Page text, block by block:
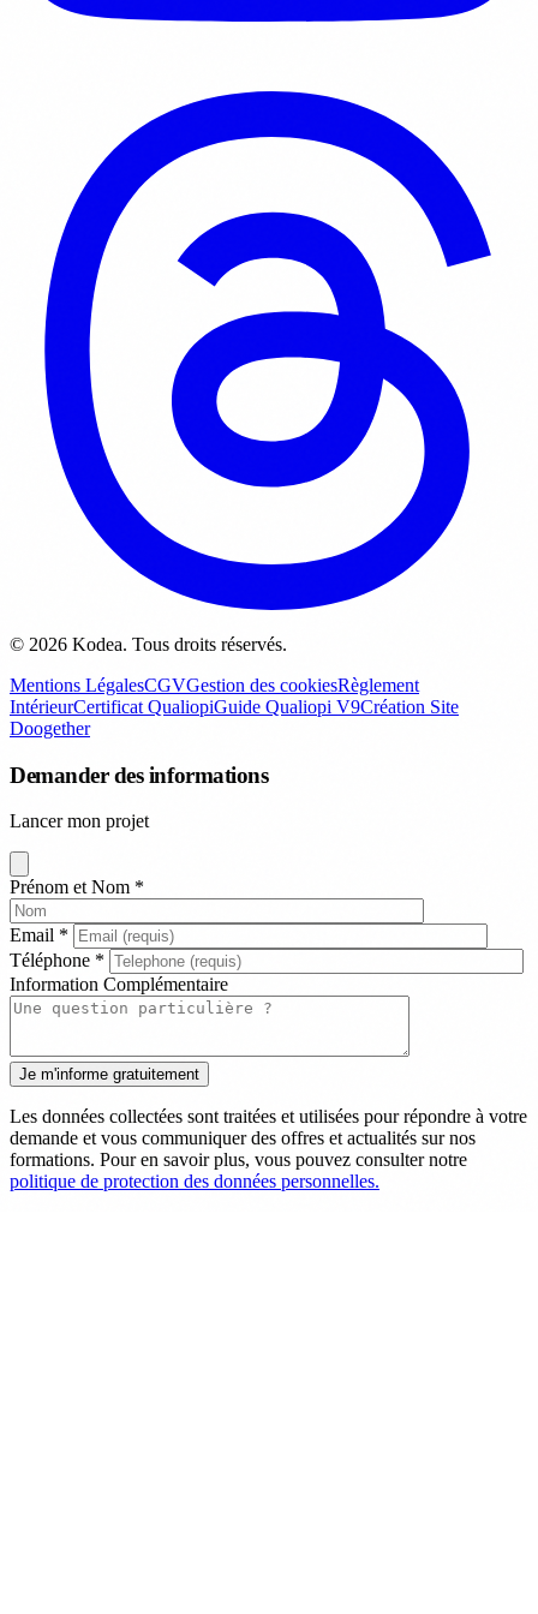
© 2026 Kodea. Tous droits réservés.
Mentions LégalesCGVGestion des cookiesRèglement
IntérieurCertificat QualiopiGuide Qualiopi V9Création Site
Doogether
Demander des informations
Lancer mon projet
Prénom et Nom *
Email *
Téléphone *
Information Complémentaire
Les données collectées sont traitées et utilisées pour répondre à votre
demande et vous communiquer des offres et actualités sur nos
formations. Pour en savoir plus, vous pouvez consulter notre
politique de protection des données personnelles.